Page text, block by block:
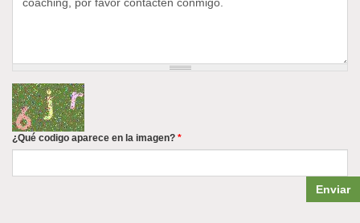
¿Qué codigo aparece en la imagen? *
Enviar